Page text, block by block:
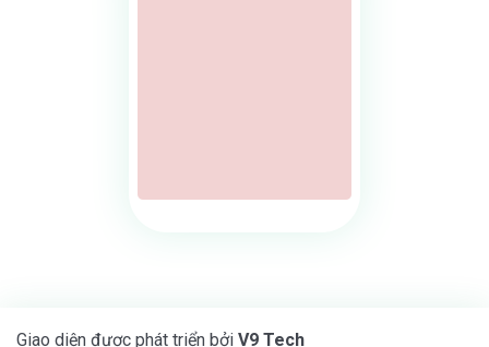
Giao diện được phát triển bởi V9 Tech